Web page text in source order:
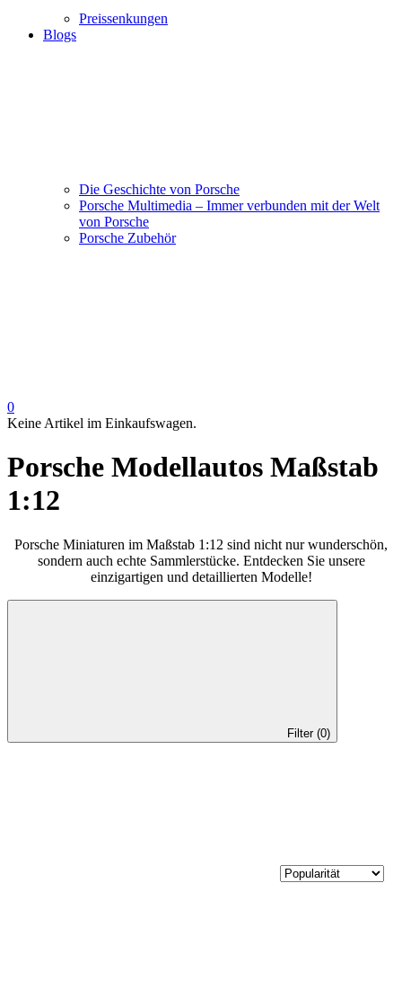
Preissenkungen
Blogs
Die Geschichte von Porsche
Porsche Multimedia – Immer verbunden mit der Welt
von Porsche
Porsche Zubehör
0
Keine Artikel im Einkaufswagen.
Porsche Modellautos Maßstab
1:12
Porsche Miniaturen im Maßstab 1:12 sind nicht nur wunderschön,
sondern auch echte Sammlerstücke. Entdecken Sie unsere
einzigartigen und detaillierten Modelle!
Filter (0)